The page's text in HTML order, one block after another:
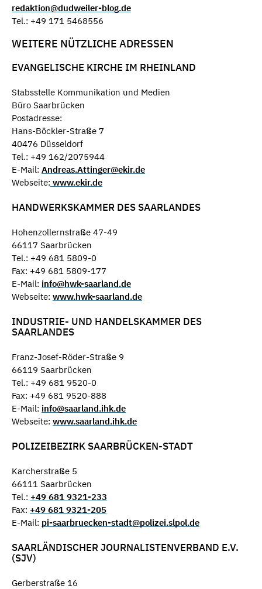
redaktion@dudweiler-blog.de
Tel.: +49 171 5468556
WEITERE NÜTZLICHE ADRESSEN
EVANGELISCHE KIRCHE IM RHEINLAND
Stabsstelle Kommunikation und Medien
Büro Saarbrücken
Postadresse:
Hans-Böckler-Straße 7
40476 Düsseldorf
Tel.: +49 162/2075944
E-Mail: Andreas.Attinger@ekir.de
Webseite: www.ekir.de
HANDWERKSKAMMER DES SAARLANDES
Hohenzollernstraße 47-49
66117 Saarbrücken
Tel.: +49 681 5809-0
Fax: +49 681 5809-177
E-Mail: info@hwk-saarland.de
Webseite: www.hwk-saarland.de
INDUSTRIE- UND HANDELSKAMMER DES
SAARLANDES
Franz-Josef-Röder-Straße 9
66119 Saarbrücken
Tel.: +49 681 9520-0
Fax: +49 681 9520-888
E-Mail: info@saarland.ihk.de
Webseite: www.saarland.ihk.de
POLIZEIBEZIRK SAARBRÜCKEN-STADT
Karcherstraße 5
66111 Saarbrücken
Tel.: +49 681 9321-233
Fax: +49 681 9321-205
E-Mail: pi-saarbruecken-stadt@polizei.slpol.de
SAARLÄNDISCHER JOURNALISTENVERBAND E.V.
(SJV)
Gerberstraße 16